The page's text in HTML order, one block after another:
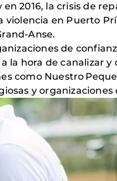
2016, la crisis de
violencia en Puerto
Anse.
de
hora de canalizar y
como Nuestro
y organizaciones